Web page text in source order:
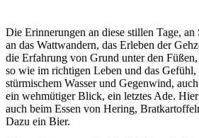
Die Erinnerungen an diese stillen Tage, an
an das Wattwandern, das Erleben der
die Erfahrung von Grund unter den
so wie im richtigen Leben und das
stürmischem Wasser und Gegenwind,
ein wehmütiger Blick, ein letztes Ade.
auch beim Essen von Hering,
Dazu ein Bier.